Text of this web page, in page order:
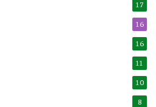
17
16
16
11
10
8